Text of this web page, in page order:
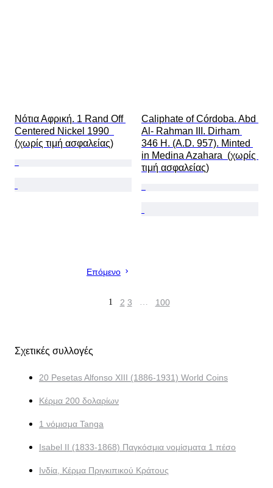
Νότια Αφρική. 1 Rand Off
Centered Nickel 1990
(χωρίς τιμή ασφαλείας)
Caliphate of Córdoba. Abd
Al- Rahman III. Dirham
346 H. (A.D. 957). Minted
in Medina Azahara  (χωρίς
τιμή ασφαλείας)
Επόμενο
1 2 3 … 100
Σχετικές συλλογές
20 Pesetas Alfonso XIII (1886-1931) World Coins
Κέρμα 200 δολαρίων
1 νόμισμα Tanga
Isabel II (1833-1868) Παγκόσμια νομίσματα 1 πέσο
Ινδία, Κέρμα Πριγκιπικού Κράτους